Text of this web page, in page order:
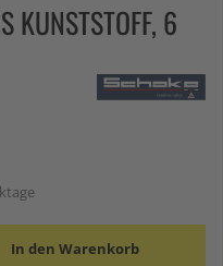
KUNSTSTOFF, 6
In den Warenkorb